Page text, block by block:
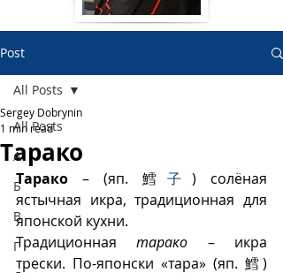
Post
All Posts
А
Б
В
Г
All Posts
Тарако
Sergey Dobrynin
1 min read
Тарако – (яп. 鱈 子 ) солёная
ястычная икра, традиционная для
японской кухни.
Традиционная тарако – икра
трески. По-японски «тара» (яп. 鱈)